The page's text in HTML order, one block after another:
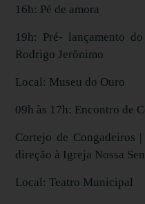
16h: Pé de amora
19h: Pré- lançamento
Rodrigo Jerônimo
Local: Museu do Ouro
09h às 17h: Encontro de
Cortejo de Congadeiros
direção à Igreja Nossa
Local: Teatro Municipal